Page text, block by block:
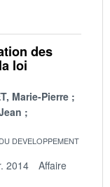
des
loi
Marie-Pierre
DEVELOPPEMENT
2014
Affaire